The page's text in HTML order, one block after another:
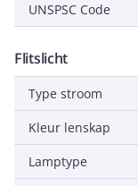
UNSPSC Code
Flitslicht
Type stroom
Kleur lenskap
Lamptype